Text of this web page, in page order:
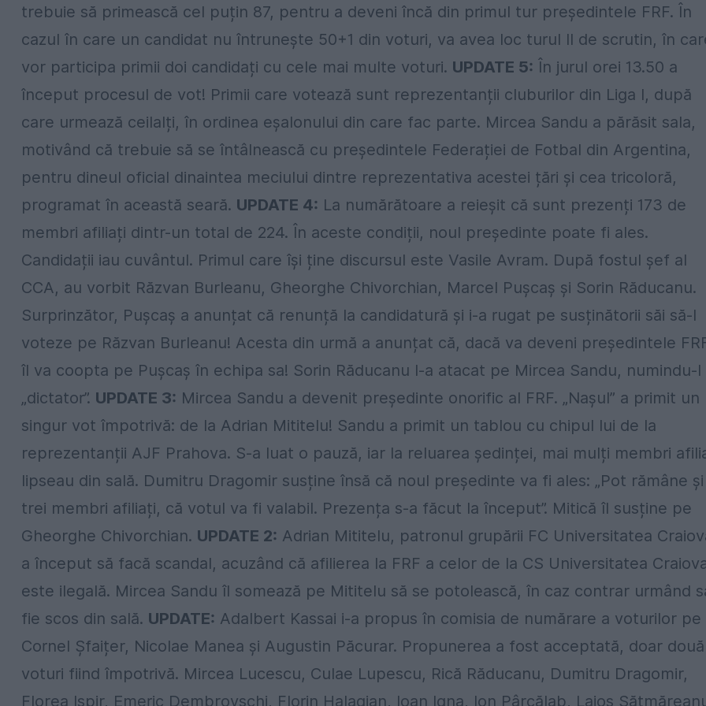
trebuie să primească cel puțin 87, pentru a deveni încă din primul tur președintele FRF. În
cazul în care un candidat nu întrunește 50+1 din voturi, va avea loc turul II de scrutin, în
vor participa primii doi candidați cu cele mai multe voturi. UPDATE 5: În jurul orei 13.50 a
început procesul de vot! Primii care votează sunt reprezentanții cluburilor din Liga I, după
care urmează ceilalți, în ordinea eșalonului din care fac parte. Mircea Sandu a părăsit sala,
motivând că trebuie să se întâlnească cu președintele Federației de Fotbal din Argentina,
pentru dineul oficial dinaintea meciului dintre reprezentativa acestei țări și cea tricoloră,
programat în această seară. UPDATE 4: La numărătoare a reieșit că sunt prezenți 173 de
membri afiliați dintr-un total de 224. În aceste condiții, noul președinte poate fi ales.
Candidații iau cuvântul. Primul care își ține discursul este Vasile Avram. După fostul șef al
CCA, au vorbit Răzvan Burleanu, Gheorghe Chivorchian, Marcel Pușcaș și Sorin Răducanu.
Surprinzător, Pușcaș a anunțat că renunță la candidatură și i-a rugat pe susținătorii săi să-l
voteze pe Răzvan Burleanu! Acesta din urmă a anunțat că, dacă va deveni președintele
îl va coopta pe Pușcaș în echipa sa! Sorin Răducanu l-a atacat pe Mircea Sandu, numindu-l
„dictator”. UPDATE 3: Mircea Sandu a devenit președinte onorific al FRF. „Nașul” a primit un
singur vot împotrivă: de la Adrian Mititelu! Sandu a primit un tablou cu chipul lui de la
reprezentanții AJF Prahova. S-a luat o pauză, iar la reluarea ședinței, mai mulți membri
lipseau din sală. Dumitru Dragomir susține însă că noul președinte va fi ales: „Pot rămâne și
trei membri afiliați, că votul va fi valabil. Prezența s-a făcut la început”. Mitică îl susține pe
Gheorghe Chivorchian. UPDATE 2: Adrian Mititelu, patronul grupării FC Universitatea
a început să facă scandal, acuzând că afilierea la FRF a celor de la CS Universitatea
este ilegală. Mircea Sandu îl somează pe Mititelu să se potolească, în caz contrar urmând
fie scos din sală. UPDATE: Adalbert Kassai i-a propus în comisia de numărare a voturilor pe
Cornel Șfaițer, Nicolae Manea și Augustin Păcurar. Propunerea a fost acceptată, doar două
voturi fiind împotrivă. Mircea Lucescu, Culae Lupescu, Rică Răducanu, Dumitru Dragomir,
Florea Ispir, Emeric Dembrovschi, Florin Halagian, Ioan Igna, Ion Pârcălab, Lajos